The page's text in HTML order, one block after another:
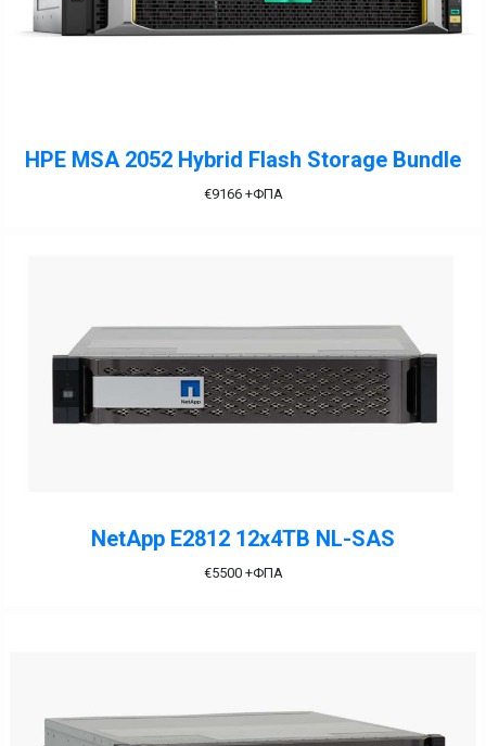
HPE MSA 2052 Hybrid Flash Storage Bundle
€9166+ΦΠΑ
NetApp E2812 12x4TB NL-SAS
€5500+ΦΠΑ